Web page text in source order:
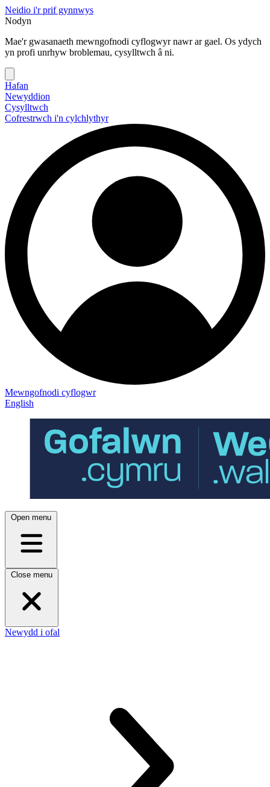
Neidio i'r prif gynnwys
Nodyn
Mae'r gwasanaeth mewngofnodi cyflogwyr nawr ar gael. Os ydych
yn profi unrhyw broblemau, cysylltwch â ni.
Hafan
Newyddion
Cysylltwch
Cofrestrwch i'n cylchlythyr
Mewngofnodi cyflogwr
English
Open menu
Close menu
Newydd i ofal